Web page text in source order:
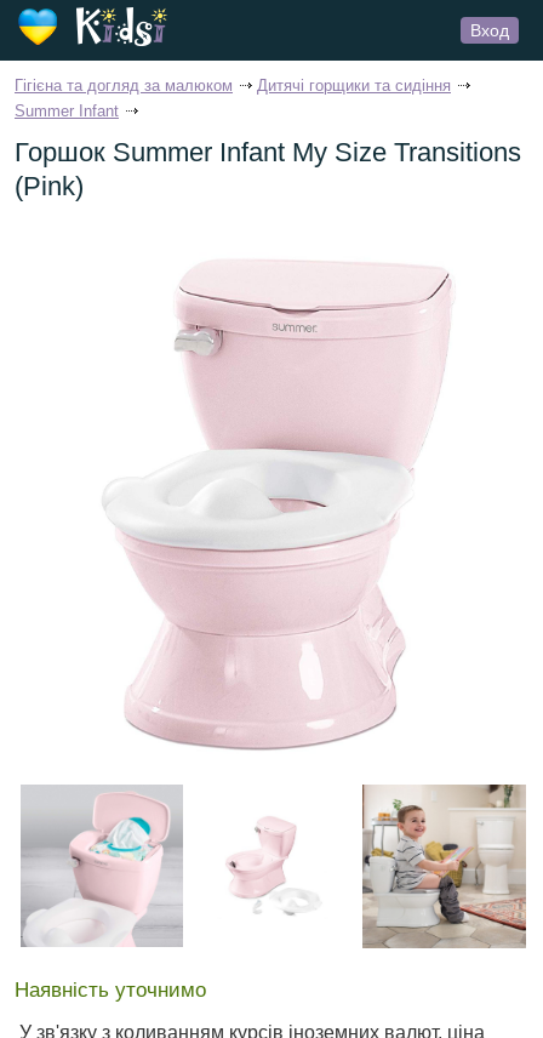
Вход
Гігієна та догляд за малюком
Дитячі горщики та сидіння
Summer Infant
Горшок Summer Infant My Size Transitions
(Pink)
Наявність уточнимо
У зв'язку з коливанням курсів іноземних валют, ціна